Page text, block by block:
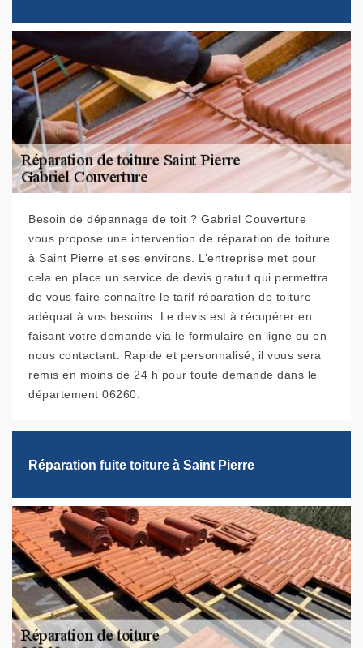
Besoin de dépannage de toit ? Gabriel Couverture
vous propose une intervention de réparation de toiture
à Saint Pierre et ses environs. L’entreprise met pour
cela en place un service de devis gratuit qui permettra
de vous faire connaître le tarif réparation de toiture
adéquat à vos besoins. Le devis est à récupérer en
faisant votre demande via le formulaire en ligne ou en
nous contactant. Rapide et personnalisé, il vous sera
remis en moins de 24 h pour toute demande dans le
département 06260.
Réparation fuite toiture à Saint Pierre